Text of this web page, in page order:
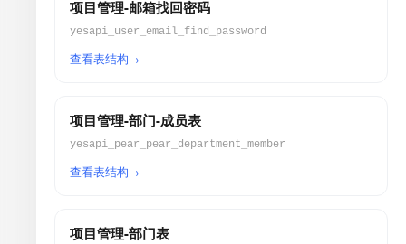
项目管理-邮箱找回密码
yesapi_user_email_find_password
查看表结构
项目管理-部门-成员表
yesapi_pear_pear_department_member
查看表结构
项目管理-部门表